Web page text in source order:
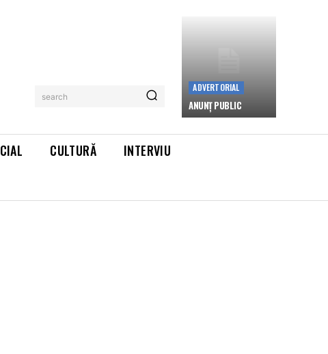
search
ADVERTORIAL
ANUNȚ PUBLIC
CULTURĂ
INTERVIU